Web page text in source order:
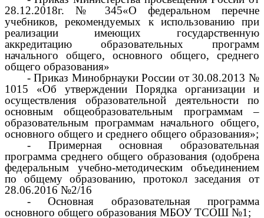
28.12.2018г. № 345«О федеральном перечне
учебников, рекомендуемых к использованию при
реализации имеющих государственную
аккредитацию образовательных программ
начального общего, основного общего, среднего
общего образования»
- Приказ Минобрнауки России от 30.08.2013 №
1015 «Об утверждении Порядка организации и
осуществления образовательной деятельности по
основным общеобразовательным программам –
образовательным программам начального общего,
основного общего и среднего общего образования»;
- Примерная основная образовательная
программа среднего общего образования (одобрена
федеральным учебно-методическим объединением
по общему образованию, протокол заседания от
28.06.2016 №2/16
- Основная образовательная программа
основного общего образования МБОУ ТСОШ №1;